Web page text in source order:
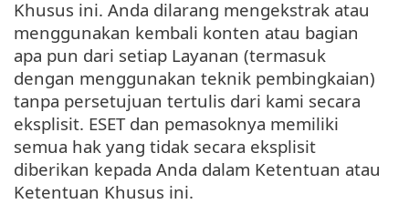
Khusus ini. Anda dilarang mengekstrak atau
menggunakan kembali konten atau bagian
apa pun dari setiap Layanan (termasuk
dengan menggunakan teknik pembingkaian)
tanpa persetujuan tertulis dari kami secara
eksplisit. ESET dan pemasoknya memiliki
semua hak yang tidak secara eksplisit
diberikan kepada Anda dalam Ketentuan atau
Ketentuan Khusus ini.